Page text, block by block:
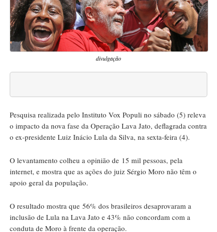
divulgação
Pesquisa realizada pelo Instituto Vox Populi no sábado (5) releva
o impacto da nova fase da Operação Lava Jato, deflagrada contra
o ex-presidente Luiz Inácio Lula da Silva, na sexta-feira (4).
O levantamento colheu a opinião de 15 mil pessoas, pela
internet, e mostra que as ações do juiz Sérgio Moro não têm o
apoio geral da população.
O resultado mostra que 56% dos brasileiros desaprovaram a
inclusão de Lula na Lava Jato e 43% não concordam com a
conduta de Moro à frente da operação.